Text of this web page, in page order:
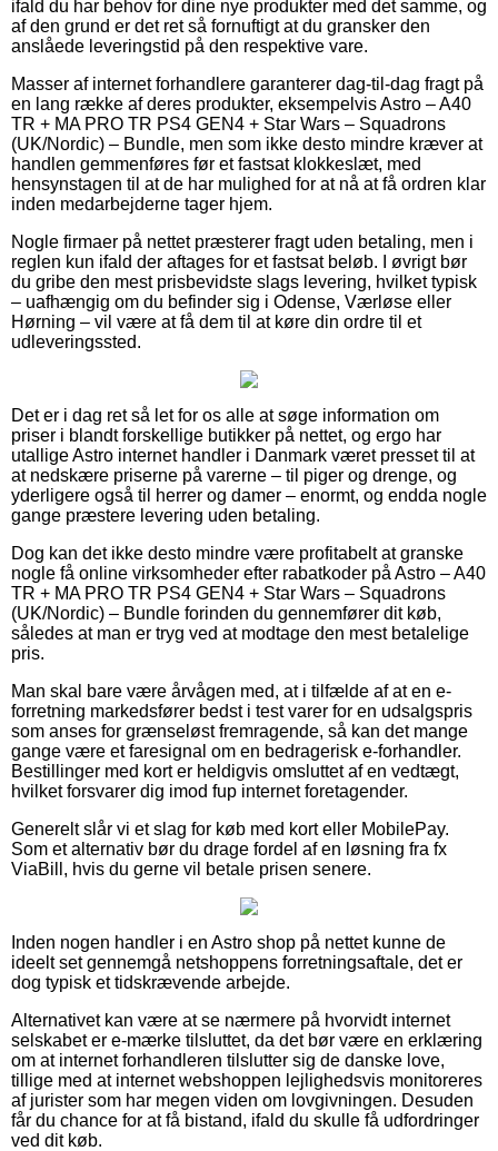
ifald du har behov for dine nye produkter med det samme, og
af den grund er det ret så fornuftigt at du gransker den
anslåede leveringstid på den respektive vare.
Masser af internet forhandlere garanterer dag-til-dag fragt på
en lang række af deres produkter, eksempelvis Astro – A40
TR + MA PRO TR PS4 GEN4 + Star Wars – Squadrons
(UK/Nordic) – Bundle, men som ikke desto mindre kræver at
handlen gemmenføres før et fastsat klokkeslæt, med
hensynstagen til at de har mulighed for at nå at få ordren klar
inden medarbejderne tager hjem.
Nogle firmaer på nettet præsterer fragt uden betaling, men i
reglen kun ifald der aftages for et fastsat beløb. I øvrigt bør
du gribe den mest prisbevidste slags levering, hvilket typisk
– uafhængig om du befinder sig i Odense, Værløse eller
Hørning – vil være at få dem til at køre din ordre til et
udleveringssted.
Det er i dag ret så let for os alle at søge information om
priser i blandt forskellige butikker på nettet, og ergo har
utallige Astro internet handler i Danmark været presset til at
at nedskære priserne på varerne – til piger og drenge, og
yderligere også til herrer og damer – enormt, og endda nogle
gange præstere levering uden betaling.
Dog kan det ikke desto mindre være profitabelt at granske
nogle få online virksomheder efter rabatkoder på Astro – A40
TR + MA PRO TR PS4 GEN4 + Star Wars – Squadrons
(UK/Nordic) – Bundle forinden du gennemfører dit køb,
således at man er tryg ved at modtage den mest betalelige
pris.
Man skal bare være årvågen med, at i tilfælde af at en e-
forretning markedsfører bedst i test varer for en udsalgspris
som anses for grænseløst fremragende, så kan det mange
gange være et faresignal om en bedragerisk e-forhandler.
Bestillinger med kort er heldigvis omsluttet af en vedtægt,
hvilket forsvarer dig imod fup internet foretagender.
Generelt slår vi et slag for køb med kort eller MobilePay.
Som et alternativ bør du drage fordel af en løsning fra fx
ViaBill, hvis du gerne vil betale prisen senere.
Inden nogen handler i en Astro shop på nettet kunne de
ideelt set gennemgå netshoppens forretningsaftale, det er
dog typisk et tidskrævende arbejde.
Alternativet kan være at se nærmere på hvorvidt internet
selskabet er e-mærke tilsluttet, da det bør være en erklæring
om at internet forhandleren tilslutter sig de danske love,
tillige med at internet webshoppen lejlighedsvis monitoreres
af jurister som har megen viden om lovgivningen. Desuden
får du chance for at få bistand, ifald du skulle få udfordringer
ved dit køb.